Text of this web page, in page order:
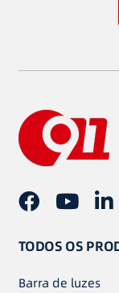
TODOS OS
Barra de luzes